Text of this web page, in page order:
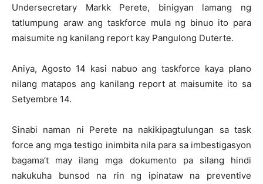
Undersecretary Markk Perete, binigyan lamang ng
tatlumpung araw ang taskforce mula ng binuo ito para
maisumite ng kanilang report kay Pangulong Duterte.
Aniya, Agosto 14 kasi nabuo ang taskforce kaya plano
nilang matapos ang kanilang report at maisumite ito sa
Setyembre 14.
Sinabi naman ni Perete na nakikipagtulungan sa task
force ang mga testigo inimbita nila para sa imbestigasyon
bagama’t may ilang mga dokumento pa silang hindi
nakukuha bunsod na rin ng ipinataw na preventive